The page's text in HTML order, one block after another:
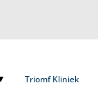
Triomf Kliniek